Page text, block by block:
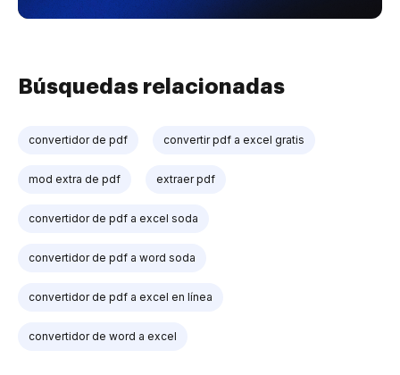
Búsquedas relacionadas
convertidor de pdf convertir pdf a excel gratis
mod extra de pdf extraer pdf
convertidor de pdf a excel soda
convertidor de pdf a word soda
convertidor de pdf a excel en línea
convertidor de word a excel